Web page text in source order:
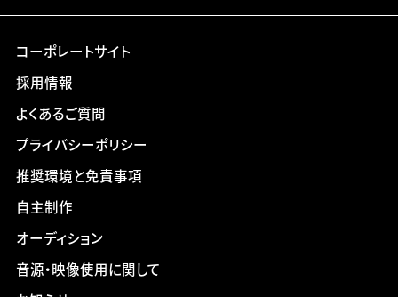
コーポレートサイト
採用情報
よくあるご質問
プライバシーポリシー
推奨環境と免責事項
自主制作
オーディション
音源・映像使用に関して